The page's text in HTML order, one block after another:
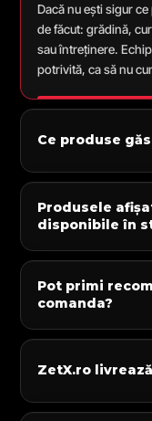
Dacă nu ești sigur
de făcut: grădină,
sau întreținere.
potrivită, ca să nu
Ce produse
Produsele
disponibile în
Pot primi
comanda?
ZetX.ro